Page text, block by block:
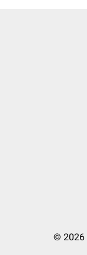
© 2026